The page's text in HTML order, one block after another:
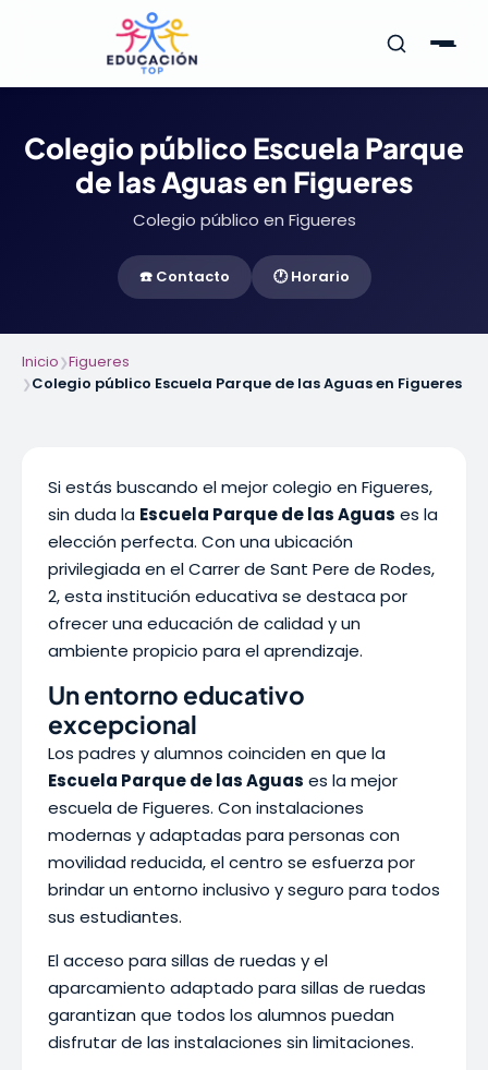
Colegio público Escuela Parque
de las Aguas en Figueres
Colegio público en Figueres
☎️ Contacto 🕐 Horario
Inicio❯Figueres
❯Colegio público Escuela Parque de las Aguas en Figueres
Si estás buscando el mejor colegio en Figueres,
sin duda la Escuela Parque de las Aguas es la
elección perfecta. Con una ubicación
privilegiada en el Carrer de Sant Pere de Rodes,
2, esta institución educativa se destaca por
ofrecer una educación de calidad y un
ambiente propicio para el aprendizaje.
Un entorno educativo
excepcional
Los padres y alumnos coinciden en que la
Escuela Parque de las Aguas es la mejor
escuela de Figueres. Con instalaciones
modernas y adaptadas para personas con
movilidad reducida, el centro se esfuerza por
brindar un entorno inclusivo y seguro para todos
sus estudiantes.
El acceso para sillas de ruedas y el
aparcamiento adaptado para sillas de ruedas
garantizan que todos los alumnos puedan
disfrutar de las instalaciones sin limitaciones.